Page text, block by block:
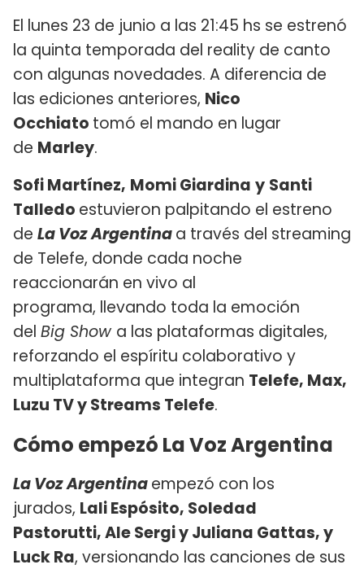
El lunes 23 de junio a las 21:45 hs se estrenó
la quinta temporada del reality de canto
con algunas novedades. A diferencia de
las ediciones anteriores, Nico
Occhiato tomó el mando en lugar
de Marley.
Sofi Martínez, Momi Giardina y Santi
Talledo estuvieron palpitando el estreno
de La Voz Argentinaa través del streaming
de Telefe, donde cada noche
reaccionarán en vivo al
programa, llevando toda la emoción
del Big Show a las plataformas digitales,
reforzando el espíritu colaborativo y
multiplataforma que integran Telefe, Max,
Luzu TV y Streams Telefe.
Cómo empezó La Voz Argentina
La Voz Argentinaempezó con los
jurados, Lali Espósito, Soledad
Pastorutti, Ale Sergi y Juliana Gattas, y
Luck Ra, versionando las canciones de sus